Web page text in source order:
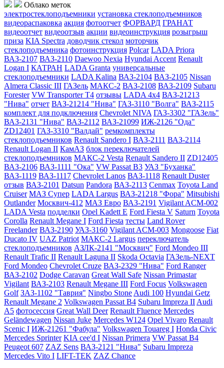
Облако меток
электростеклоподъемники установка стеклоподъемников
видеораспаковка акция фотоотчет ФОРВАРД ГРАНАТ
видеоотчет видеоотзыв акции видеоинструкция розыгрыш
приза KIA Spectra доводчик стекол моторчик
стеклоподъемника фотоинструкция Polcar LADA Priora
ВАЗ-2107 ВАЗ-2110 Daewoo Nexia Hyundai Accent Renault
Logan I КАТРАН LADA Granta универсальные
стеклоподъемники LADA Kalina ВАЗ-2104 ВАЗ-2105 Nissan
Almera Classic III ГАЗель МАКС-2 ВАЗ-2108 ВАЗ-2109 Subaru
Forester VW Transporter T4 отзывы LADA 4x4 ВАЗ-21213
"Нива" отчет ВАЗ-21214 "Нива" ГАЗ-3110 "Волга" ВАЗ-2115
комплект для подключения Chevrolet NIVA ГАЗ-3302 "ГАЗель"
ВАЗ-2131 "Нива" ВАЗ-2112 ВАЗ-21099 ИЖ-2126 "Ода"
ZD12401 ГАЗ-3310 "Валдай" ремкомплекты
стеклоподъемников Renault Sandero I ВАЗ-2111 ВАЗ-2114
Renault Logan II КамАЗ блок переключателей
стеклоподъемников МАКС-2 Vesta Renault Sandero II ZD12405
ВАЗ-2106 ВАЗ-1111 "Ока" VW Passat B3 УАЗ "Буханка"
ВАЗ-1119 ВАЗ-1117 Chevrolet Lanos ВАЗ-1118 Renault Duster
отзыв ВАЗ-2101 Datsun Pandora ВАЗ-2113 Cenmax Toyota Land
Cruiser МАЗ Супер LADA Largus ВАЗ-21218 "Фора" Mitsubishi
Outlander Москвич-412 МАЗ Евро ВАЗ-2191 Vigilant ACM-002
LADA Vesta подделки Opel Kadett E Ford Fiesta V Saturn Toyota
Corolla Renault Megane I Ford Fiesta тесты Land Rover
Freelander ВАЗ-2190 УАЗ-3160 Vigilant ACM-003 Mongoose Fiat
Ducato IV UAZ Patriot МАКС-2 Largus переключатель
стеклоподъемников АЗЛК-2141 "Москвич" Ford Mondeo III
Renault Trafic II Renault Laguna II Skoda Octavia ГАЗель-NEXT
Ford Mondeo Chevrolet Cruze ВАЗ-2329 "Нива" Ford Ranger
ВАЗ-2102 Dodge Caravan Great Wall Safe Nissan Primastar
Vigilant ВАЗ-2103 Renault Megane III Ford Focus Volkswagen
Golf ЗАЗ-1102 "Таврия" Ningbo Stone Audi 100 Hyundai Getz
Renault Megane 2 Volkswagen Passat B4 Subaru Impreza II Audi
A5 фотосессия Great Wall Deer Renault Fluence Mercedes
Geländewagen Nissan Juke Mercedes W124 Opel Vivaro Renault
Scenic I ИЖ-21261 "Фабула" Volkswagen Touareg I Honda Civic
Mercedes Sprinter KIA cee'd I Nissan Primera VW Passat B4
Peugeot 607 ZAZ Sens ВАЗ-2121 "Нива" Subaru Impreza
Mercedes Vito I LIFT-TEK ZAZ Chance